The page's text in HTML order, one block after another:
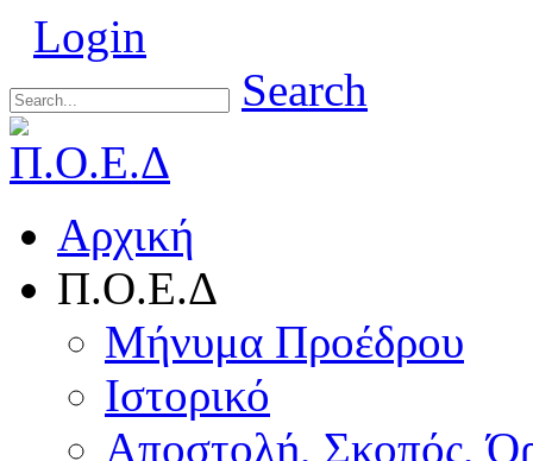
Login
Search
Αρχική
Π.Ο.Ε.Δ
Μήνυμα Προέδρου
Ιστορικό
Αποστολή, Σκοπός,